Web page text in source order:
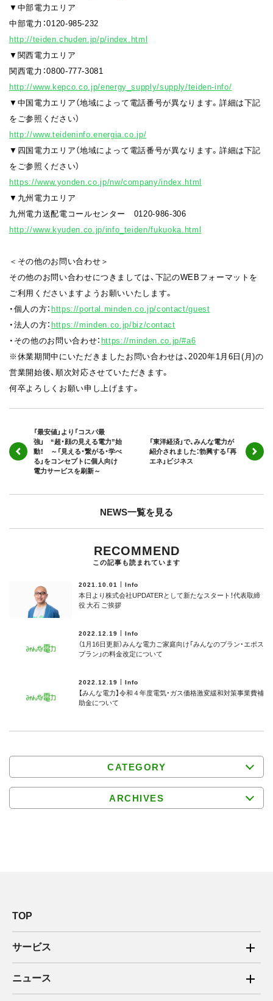
▼中部電力エリア
中部電力：0120-985-232
http://teiden.chuden.jp/p/index.html
▼関西電力エリア
関西電力：0800-777-3081
http://www.kepco.co.jp/energy_supply/supply/teiden-info/
▼中国電力エリア（地域によって電話番号が異なります。詳細は下記
をご参照ください）
http://www.teideninfo.energia.co.jp/
▼四国電力エリア（地域によって電話番号が異なります。詳細は下記
をご参照ください）
https://www.yonden.co.jp/nw/company/index.html
▼九州電力エリア
九州電力送配電コールセンター 0120-986-306
http://www.kyuden.co.jp/info_teiden/fukuoka.html
＜その他のお問い合わせ＞
その他のお問い合わせにつきましては、下記のWEBフォーマットを
ご利用くださいますようお願いいたします。
・個人の方： https://portal.minden.co.jp/contact/guest
・法人の方： https://minden.co.jp/biz/contact
・その他のお問い合わせ： https://minden.co.jp/#a6
※休業期間中にいただきましたお問い合わせは、2020年1月6日(月)の
営業開始後、順次対応させていただきます。
何卒よろしくお願い申し上げます。
「最安値」より「コスパ最
強」 “超・顔の見える電力”始
動！ ～「見える・繋がる・学べ
る」をコンセプトに個人向け
電力サービスを刷新～
「東洋経済」で、みんな電力が
紹介されました：勃興する「再
エネ」ビジネス
NEWS一覧を見る
RECOMMEND
この記事も読まれています
2021.10.01 Info
本日より株式会社UPDATERとして新たなスタート！代表取締
役 大石 ご挨拶
2022.12.19 Info
（1月16日更新）みんな電力ご家庭向け「みんなのプラン・エポス
プラン」の料金改定について
2022.12.19 Info
【みんな電力】令和４年度電気・ガス価格激変緩和対策事業費補
助⾦について
CATEGORY
ARCHIVES
TOP
サービス
ご家庭向け電力サービス
法人向け脱炭素サービス
ニュース